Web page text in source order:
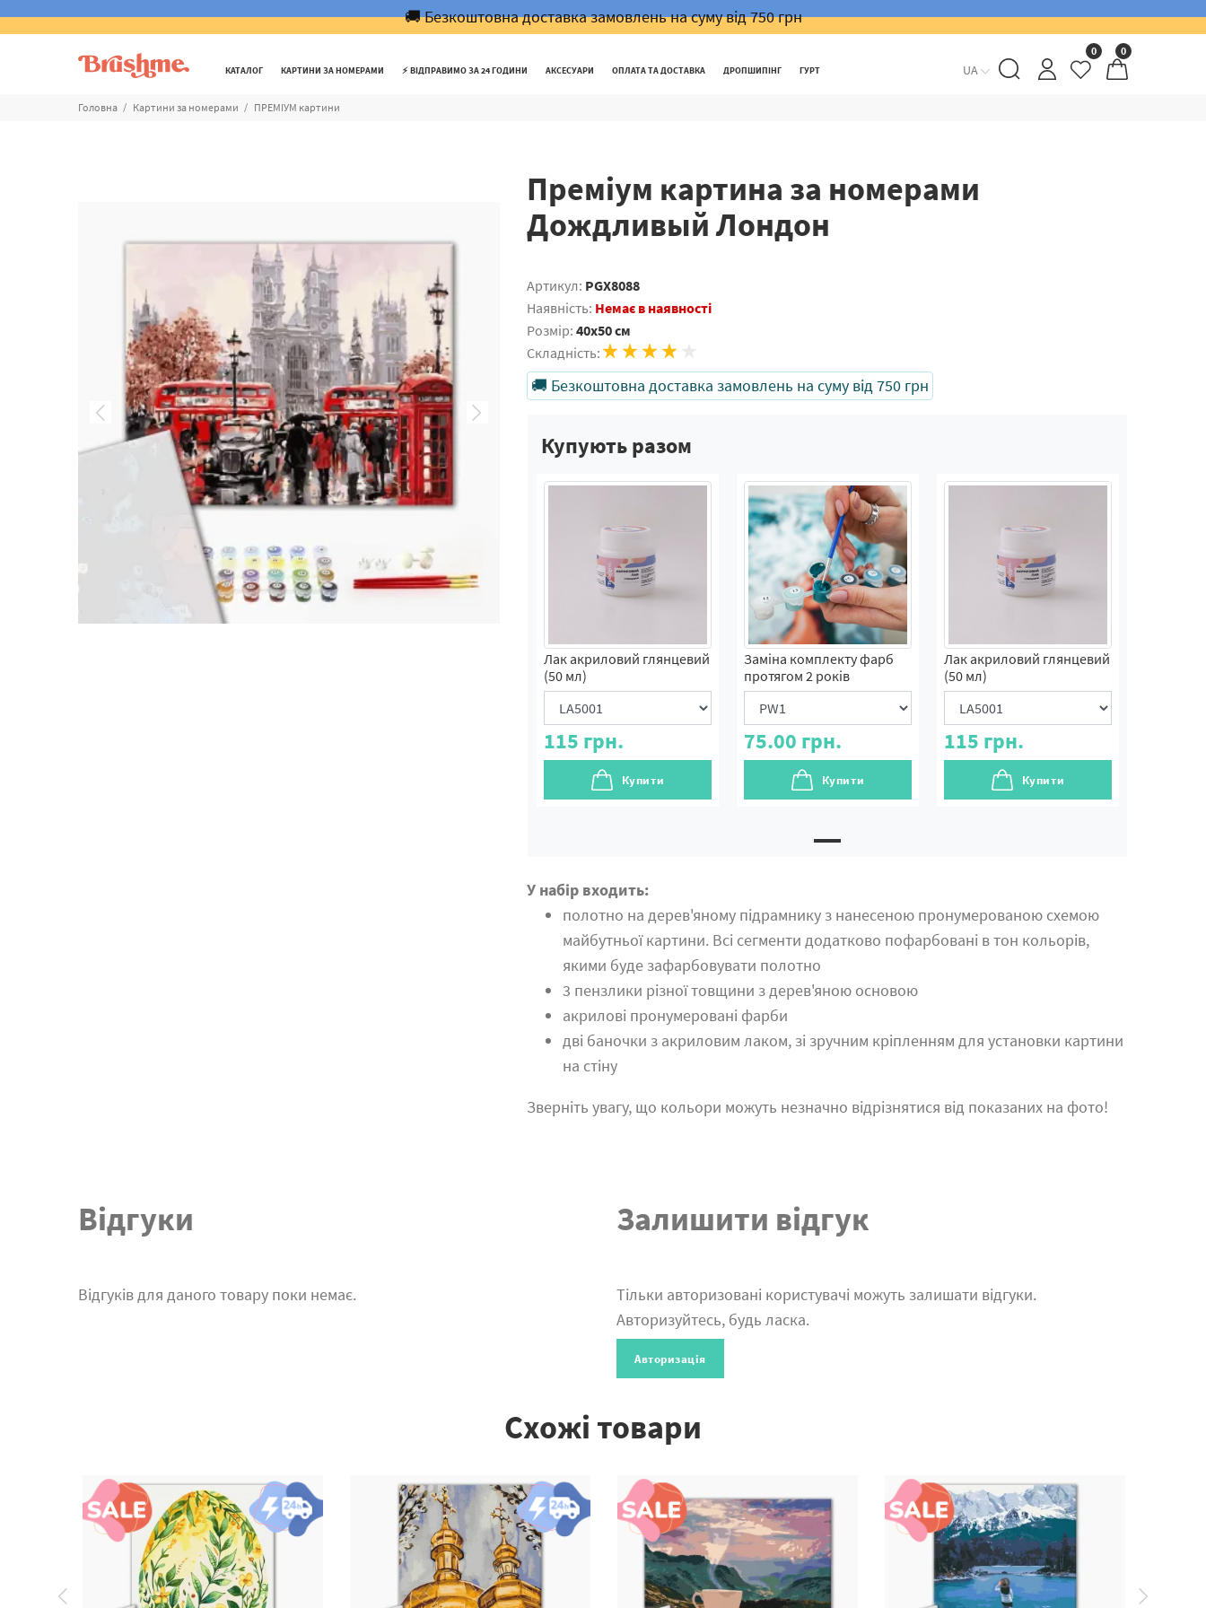
🚚 Безкоштовна доставка замовлень на суму від 750 грн
КАТАЛОГ КАРТИНИ ЗА НОМЕРАМИ ⚡️ ВІДПРАВИМО ЗА 24 ГОДИНИ АКСЕСУАРИ ОПЛАТА ТА ДОСТАВКА ДРОПШИПІНГ ГУРТ UA
0 0
Головна Картини за номерами ПРЕМІУМ картини
Преміум картина за номерами
Дождливый Лондон
Артикул: PGX8088
Наявність: Немає в наявності
Розмір: 40x50 см
Складність:
🚚 Безкоштовна доставка замовлень на суму від 750 грн
Купують разом
Лак акриловий глянцевий
(50 мл)
115 грн.
Купити
Заміна комплекту фарб
протягом 2 років
75.00 грн.
Купити
Лак акриловий глянцевий
(50 мл)
115 грн.
Купити
У набір входить:
полотно на дерев'яному підрамнику з нанесеною пронумерованою схемою
майбутньої картини. Всі сегменти додатково пофарбовані в тон кольорів,
якими буде зафарбовувати полотно
3 пензлики різної товщини з дерев'яною основою
акрилові пронумеровані фарби
дві баночки з акриловим лаком, зі зручним кріпленням для установки картини
на стіну
Зверніть увагу, що кольори можуть незначно відрізнятися від показаних на фото!
Відгуки
Відгуків для даного товару поки немає.
Залишити відгук
Тільки авторизовані користувачі можуть залишати відгуки.
Авторизуйтесь, будь ласка.
Авторизація
Схожі товари